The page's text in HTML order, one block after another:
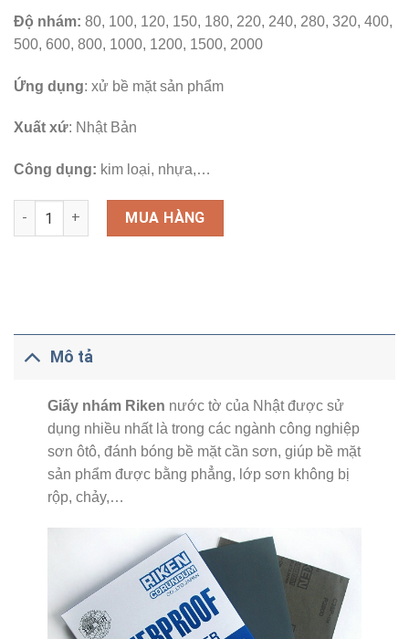
Độ nhám: 80, 100, 120, 150, 180, 220, 240, 280, 320, 400,
500, 600, 800, 1000, 1200, 1500, 2000
Ứng dụng: xử bề mặt sản phẩm
Xuất xứ: Nhật Bản
Công dụng: kim loại, nhựa,…
Số lượng MUA HÀNG
Mô tả
Giấy nhám Riken nước tờ của Nhật được sử
dụng nhiều nhất là trong các ngành công nghiệp
sơn ôtô, đánh bóng bề mặt cần sơn, giúp bề mặt
sản phẩm được bằng phẳng, lớp sơn không bị
rộp, chảy,…